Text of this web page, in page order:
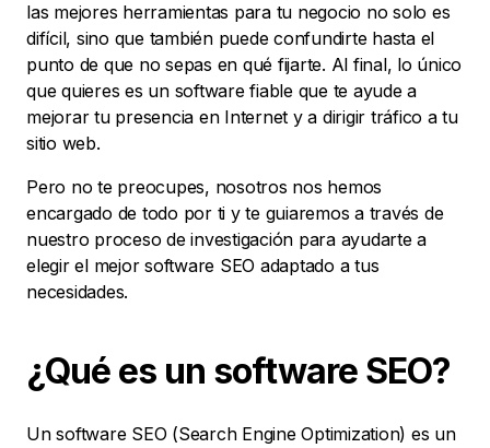
las mejores herramientas para tu negocio no solo es
difícil, sino que también puede confundirte hasta el
punto de que no sepas en qué fijarte. Al final, lo único
que quieres es un software fiable que te ayude a
mejorar tu presencia en Internet y a dirigir tráfico a tu
sitio web.
Pero no te preocupes, nosotros nos hemos
encargado de todo por ti y te guiaremos a través de
nuestro proceso de investigación para ayudarte a
elegir el mejor software SEO adaptado a tus
necesidades.
¿Qué es un software SEO?
Un software SEO (Search Engine Optimization) es un